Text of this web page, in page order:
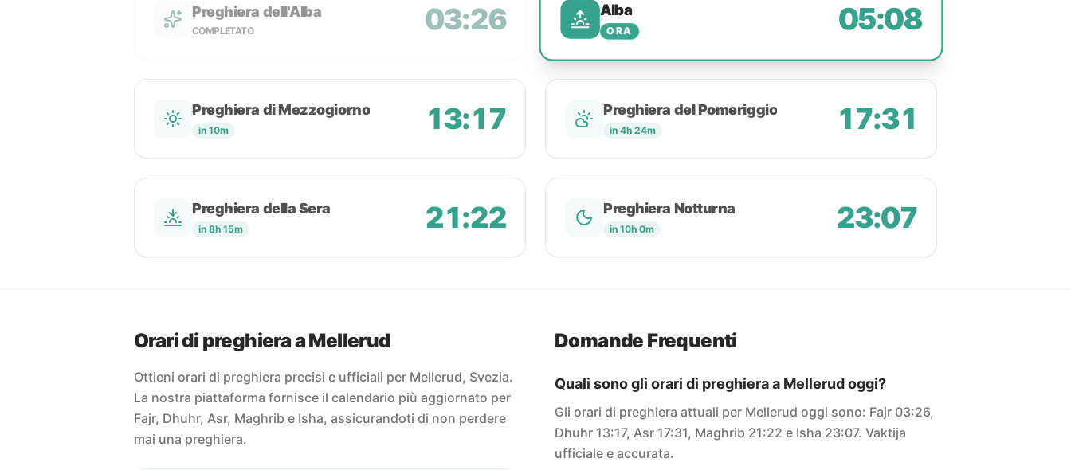
Preghiera dell'Alba
COMPLETATO 03:26 Alba
ORA 05:08
Preghiera di Mezzogiorno
in 10m 13:17 Preghiera del Pomeriggio
in 4h 24m 17:31
Preghiera della Sera
in 8h 15m 21:22 Preghiera Notturna
in 10h 0m 23:07
Orari di preghiera a Mellerud
Ottieni orari di preghiera precisi e ufficiali per Mellerud, Svezia.
La nostra piattaforma fornisce il calendario più aggiornato per
Fajr, Dhuhr, Asr, Maghrib e Isha, assicurandoti di non perdere
mai una preghiera.
Domande Frequenti
Quali sono gli orari di preghiera a Mellerud oggi?
Gli orari di preghiera attuali per Mellerud oggi sono: Fajr 03:26,
Dhuhr 13:17, Asr 17:31, Maghrib 21:22 e Isha 23:07. Vaktija
ufficiale e accurata.